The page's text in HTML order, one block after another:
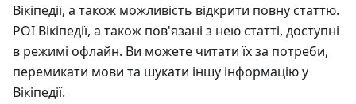
Вікіпедії, а також можливість відкрити повну статтю.
POI Вікіпедії, а також пов'язані з нею статті, доступні
в режимі офлайн. Ви можете читати їх за потреби,
перемикати мови та шукати іншу інформацію у
Вікіпедії.